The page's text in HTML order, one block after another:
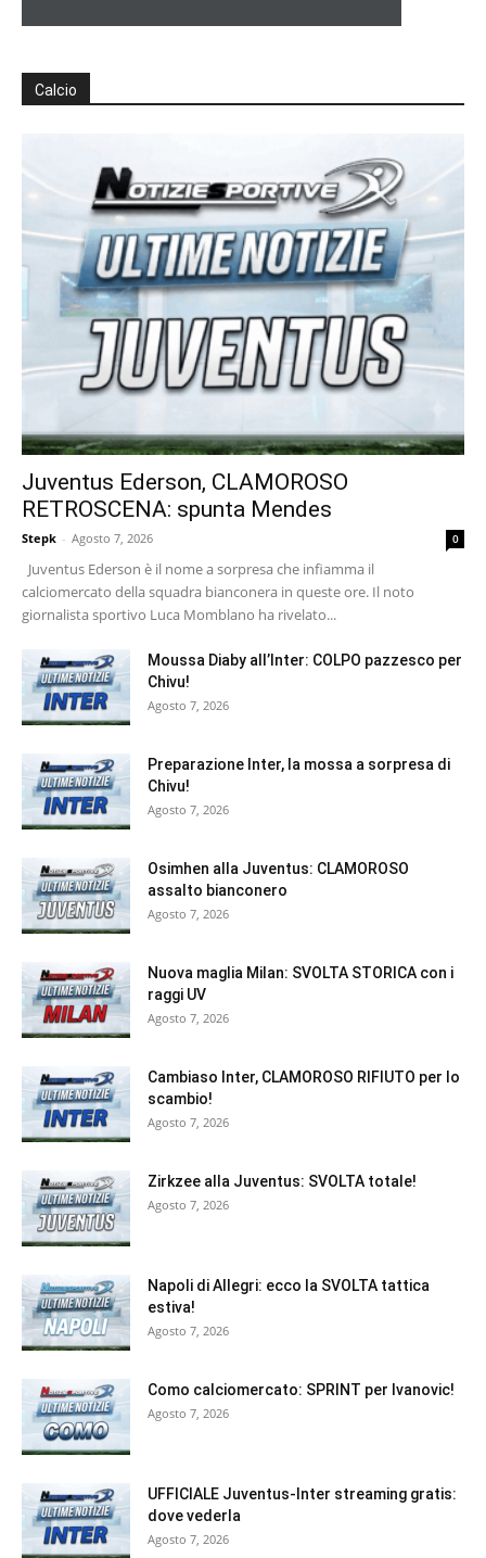
Calcio
Juventus Ederson, CLAMOROSO
RETROSCENA: spunta Mendes
Stepk - Agosto 7, 2026 0
Juventus Ederson è il nome a sorpresa che infiamma il
calciomercato della squadra bianconera in queste ore. Il noto
giornalista sportivo Luca Momblano ha rivelato...
Moussa Diaby all’Inter: COLPO pazzesco per
Chivu!
Agosto 7, 2026
Preparazione Inter, la mossa a sorpresa di
Chivu!
Agosto 7, 2026
Osimhen alla Juventus: CLAMOROSO
assalto bianconero
Agosto 7, 2026
Nuova maglia Milan: SVOLTA STORICA con i
raggi UV
Agosto 7, 2026
Cambiaso Inter, CLAMOROSO RIFIUTO per lo
scambio!
Agosto 7, 2026
Zirkzee alla Juventus: SVOLTA totale!
Agosto 7, 2026
Napoli di Allegri: ecco la SVOLTA tattica
estiva!
Agosto 7, 2026
Como calciomercato: SPRINT per Ivanovic!
Agosto 7, 2026
UFFICIALE Juventus-Inter streaming gratis:
dove vederla
Agosto 7, 2026